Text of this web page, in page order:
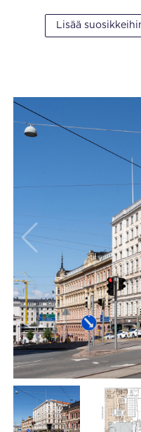
Lisää